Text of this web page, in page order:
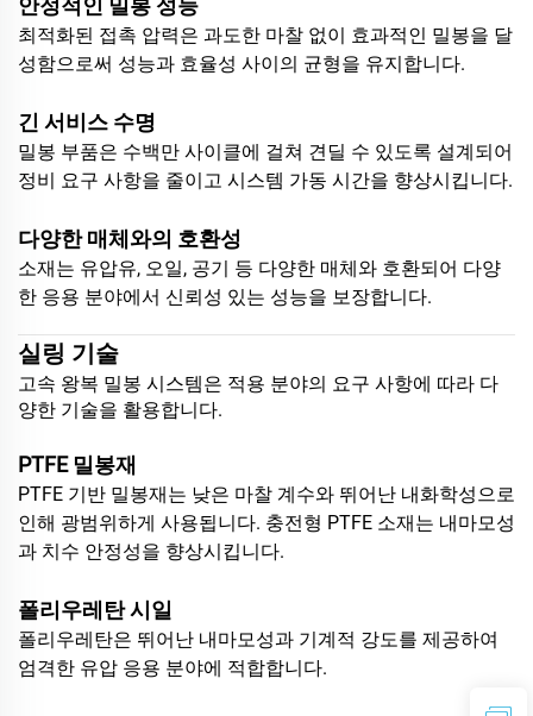
최적화된 접촉 압력은 과도한 마찰 없이 효과적인 밀봉을 달
성함으로써 성능과 효율성 사이의 균형을 유지합니다.
긴 서비스 수명
밀봉 부품은 수백만 사이클에 걸쳐 견딜 수 있도록 설계되어
정비 요구 사항을 줄이고 시스템 가동 시간을 향상시킵니다.
다양한 매체와의 호환성
소재는 유압유, 오일, 공기 등 다양한 매체와 호환되어 다양
한 응용 분야에서 신뢰성 있는 성능을 보장합니다.
실링 기술
고속 왕복 밀봉 시스템은 적용 분야의 요구 사항에 따라 다
양한 기술을 활용합니다.
PTFE 밀봉재
PTFE 기반 밀봉재는 낮은 마찰 계수와 뛰어난 내화학성으로
인해 광범위하게 사용됩니다. 충전형 PTFE 소재는 내마모성
과 치수 안정성을 향상시킵니다.
폴리우레탄 시일
폴리우레탄은 뛰어난 내마모성과 기계적 강도를 제공하여
엄격한 유압 응용 분야에 적합합니다.